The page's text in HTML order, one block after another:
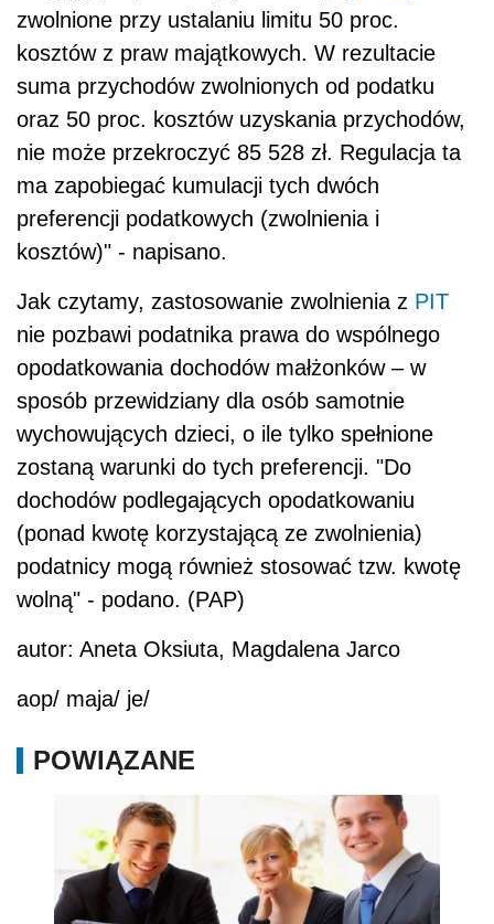
zwolnione przy ustalaniu limitu 50 proc.
kosztów z praw majątkowych. W rezultacie
suma przychodów zwolnionych od podatku
oraz 50 proc. kosztów uzyskania przychodów,
nie może przekroczyć 85 528 zł. Regulacja ta
ma zapobiegać kumulacji tych dwóch
preferencji podatkowych (zwolnienia i
kosztów)" - napisano.
Jak czytamy, zastosowanie zwolnienia z PIT
nie pozbawi podatnika prawa do wspólnego
opodatkowania dochodów małżonków – w
sposób przewidziany dla osób samotnie
wychowujących dzieci, o ile tylko spełnione
zostaną warunki do tych preferencji. "Do
dochodów podlegających opodatkowaniu
(ponad kwotę korzystającą ze zwolnienia)
podatnicy mogą również stosować tzw. kwotę
wolną" - podano. (PAP)
autor: Aneta Oksiuta, Magdalena Jarco
aop/ maja/ je/
POWIĄZANE